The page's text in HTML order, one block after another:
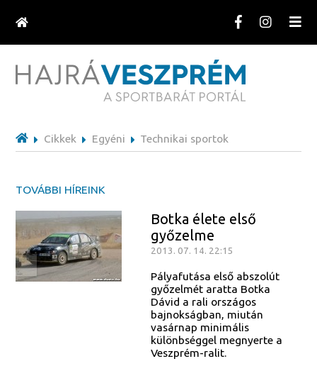
Cikkek Egyéni Technikai sportok
TOVÁBBI HÍREINK
Botka élete első
győzelme
2013. 07. 14. 22:15
Pályafutása első abszolút
győzelmét aratta Botka
Dávid a rali országos
bajnokságban, miután
vasárnap minimális
különbséggel megnyerte a
Veszprém-ralit.